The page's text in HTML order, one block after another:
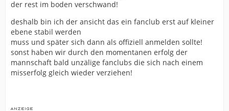
der rest im boden verschwand!
deshalb bin ich der ansicht das ein fanclub erst auf kleiner
ebene stabil werden
muss und später sich dann als offiziell anmelden sollte!
sonst haben wir durch den momentanen erfolg der
mannschaft bald unzälige fanclubs die sich nach einem
misserfolg gleich wieder verziehen!